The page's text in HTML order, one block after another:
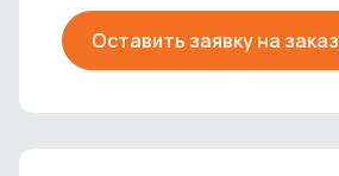
Оставить заявку на заказ